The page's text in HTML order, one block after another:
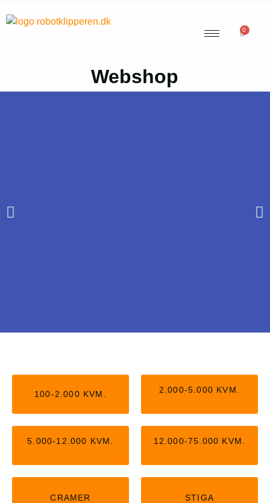
0
Webshop
Nu kan du få Stiga robotter, der arbejder helt
uden kantledning. Kan passe op til 5.000
100-2.000 KVM. 2.000-5.000 KVM.
5.000-12.000 KVM. 12.000-75.000 KVM.
CRAMER STIGA